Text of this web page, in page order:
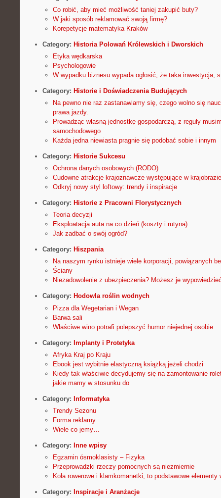
Co robić, aby mieć możliwość taniej zakupić buty?
W jaki sposób reklamować swoją firmę?
Korepetycje matematyka Kraków
Category: Historia Polowań Królewskich i Dworskich
Etyka wędkarska
Psychologowie
W wypadku biznesu wypada ogłosić, że taka inwestycja,
Category: Historie i Doświadczenia Budujących
Na pewno nie raz zastanawiamy się, czego wolno się
prawa jazdy.
Prowadząc własną jednostkę gospodarczą, z reguły
samochodowego
Każda jedna niewiasta pragnie się podobać sobie i innym
Category: Historie Sukcesu
Ochrona danych osobowych (RODO)
Cudowne atrakcje krajoznawcze występujące w
Odkryj nowy styl loftowy: trendy i inspiracje
Category: Historie z Pracowni Florystycznych
Teoria decyzji
Eksploatacja auta na co dzień (koszty i rutyna)
Jak zadbać o swój ogród?
Category: Hiszpania
Na naszym rynku istnieje wiele korporacji, powiązanych
Ściany
Niezadowolenie z ubezpieczenia? Możesz je
Category: Hodowla roślin wodnych
Pizza dla Wegetarian i Wegan
Barwa sali
Właściwe wino potrafi polepszyć humor niejednej osobie
Category: Implanty i Protetyka
Afryka Kraj po Kraju
Ebook jest wybitnie elastyczną książką jeżeli chodzi
Kiedy tak właściwie decydujemy się na zamontowanie
jakie mamy w stosunku do
Category: Informatyka
Trendy Sezonu
Forma reklamy
Wiele co jemy…
Category: Inne wpisy
Egzamin ósmoklasisty – Fizyka
Przeprowadzki rzeczy pomocnych są niezmiernie
Koła rowerowe i klamkomanetki, to podstawowe elementy
Category: Inspiracje i Aranżacje